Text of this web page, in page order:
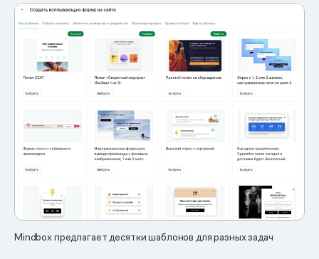
Mindbox предлагает десятки шаблонов для разных задач